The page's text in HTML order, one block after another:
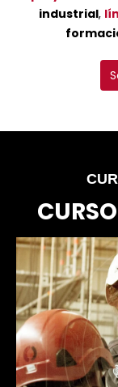
industrial,